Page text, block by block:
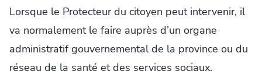
Lorsque le Protecteur du citoyen peut intervenir, il
va normalement le faire auprès d’un organe
administratif gouvernemental de la province ou du
réseau de la santé et des services sociaux.